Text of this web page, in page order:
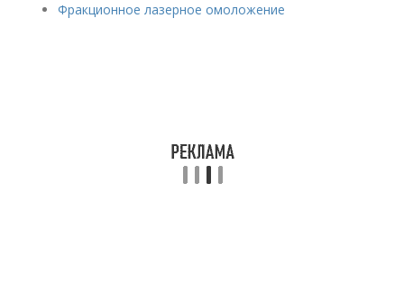
Фракционное лазерное омоложение